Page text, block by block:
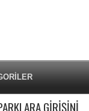
GİRİŞİNİ